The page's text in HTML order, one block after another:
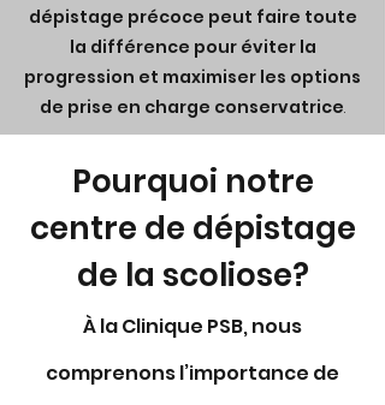
dépistage précoce peut faire toute
la différence pour éviter la
progression et maximiser les options
de prise en charge conservatrice.
Pourquoi notre
centre de dépistage
de la scoliose?
À la Clinique PSB, nous
comprenons l’importance de